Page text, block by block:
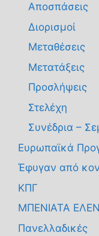
Αποσπάσεις
Διορισμοί
Μεταθέσεις
Μετατάξεις
Προσλήψεις
Στελέχη
Συνέδρια –
Ευρωπαϊκά
Έφυγαν από
ΚΠΓ
ΜΠΕΝΙΑΤΑ
Πανελλαδικές